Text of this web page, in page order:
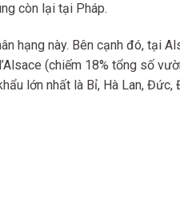
còn lại tại Pháp.
hạng này. Bên cạnh đó, tại
(chiếm 18% tổng số
lớn nhất là Bỉ, Hà Lan, Đức,